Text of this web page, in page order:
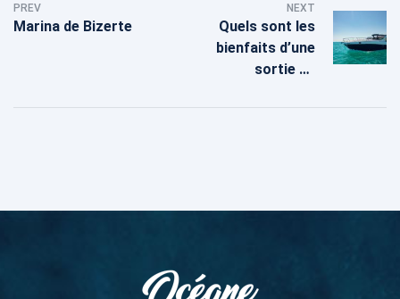
PREV
Marina de Bizerte
NEXT
Quels sont les
bienfaits d’une
sortie en